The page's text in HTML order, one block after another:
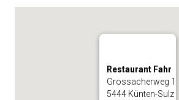
Restaurant Fahr
Grossacherweg 1
5444 Künten-Sulz